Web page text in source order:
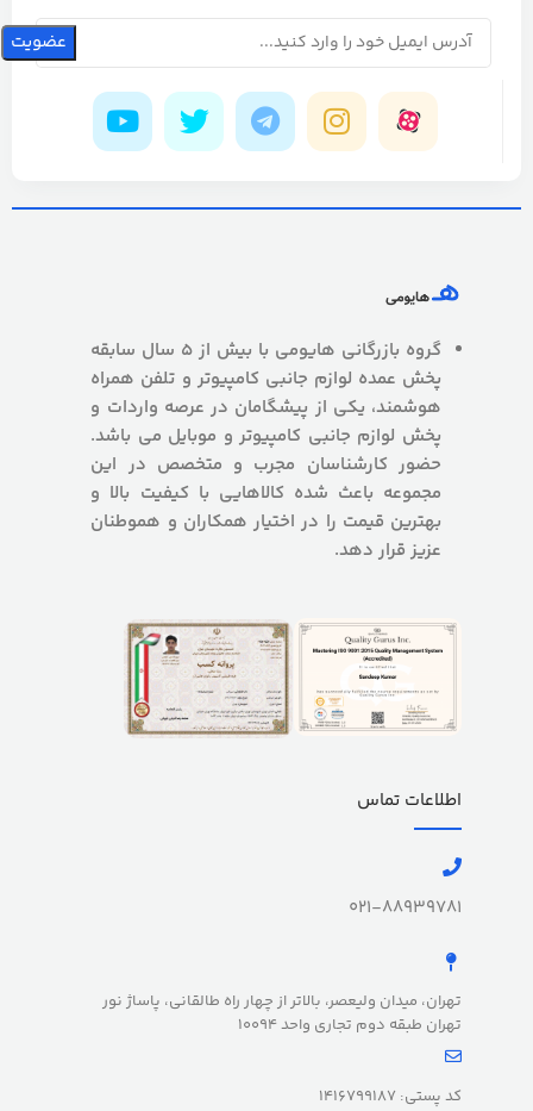
گروه بازرگانی هایومی با بیش از 5 سال سابقه
پخش عمده لوازم جانبی کامپیوتر و تلفن همراه
هوشمند، یکی از پیشگامان در عرصه واردات و
پخش لوازم جانبی کامپیوتر و موبایل می باشد.
حضور کارشناسان مجرب و متخصص در این
مجموعه باعث شده کالاهایی با کیفیت بالا و
بهترین قیمت را در اختیار همکاران و هموطنان
عزیز قرار دهد.
اطلاعات تماس
021-88939781
تهران، میدان ولیعصر، بالاتر از چهار راه طالقانی، پاساژ نور
تهران طبقه دوم تجاری واحد 10094
کد پستی: 1416799187